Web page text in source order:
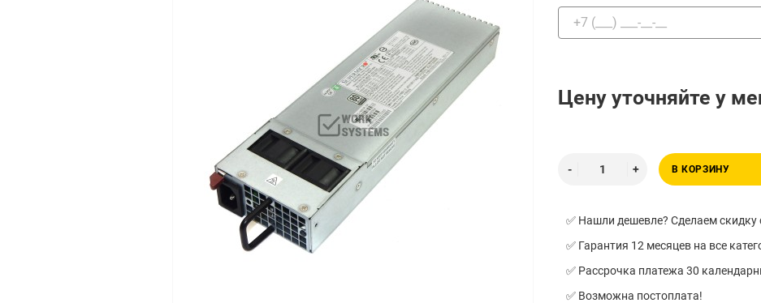
Цену уточняйте у
В КОРЗИНУ
✅ Нашли дешевле? Сделаем скидку
✅ Гарантия 12 месяцев на все
✅ Рассрочка платежа 30
✅ Возможна постоплата!